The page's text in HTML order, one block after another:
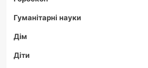
Гуманітарні науки
Дім
Діти